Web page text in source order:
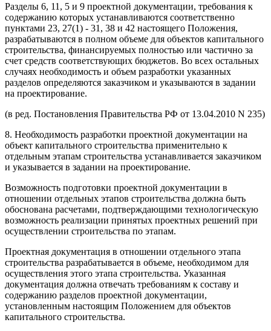
Разделы 6, 11, 5 и 9 проектной документации, требования к
содержанию которых устанавливаются соответственно
пунктами 23, 27(1) - 31, 38 и 42 настоящего Положения,
разрабатываются в полном объеме для объектов капитального
строительства, финансируемых полностью или частично за
счет средств соответствующих бюджетов. Во всех остальных
случаях необходимость и объем разработки указанных
разделов определяются заказчиком и указываются в задании
на проектирование.
(в ред. Постановления Правительства РФ от 13.04.2010 N 235)
8. Необходимость разработки проектной документации на
объект капитального строительства применительно к
отдельным этапам строительства устанавливается заказчиком
и указывается в задании на проектирование.
Возможность подготовки проектной документации в
отношении отдельных этапов строительства должна быть
обоснована расчетами, подтверждающими технологическую
возможность реализации принятых проектных решений при
осуществлении строительства по этапам.
Проектная документация в отношении отдельного этапа
строительства разрабатывается в объеме, необходимом для
осуществления этого этапа строительства. Указанная
документация должна отвечать требованиям к составу и
содержанию разделов проектной документации,
установленным настоящим Положением для объектов
капитального строительства.